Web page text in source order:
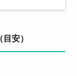
安）